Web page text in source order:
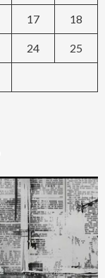
17 18
24 25